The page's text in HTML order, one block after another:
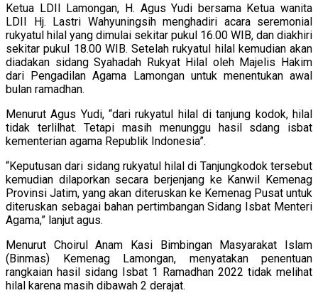
Ketua LDII Lamongan, H. Agus Yudi bersama Ketua wanita
LDII Hj. Lastri Wahyuningsih menghadiri acara seremonial
rukyatul hilal yang dimulai sekitar pukul 16.00 WIB, dan diakhiri
sekitar pukul 18.00 WIB. Setelah rukyatul hilal kemudian akan
diadakan sidang Syahadah Rukyat Hilal oleh Majelis Hakim
dari Pengadilan Agama Lamongan untuk menentukan awal
bulan ramadhan.
Menurut Agus Yudi, “dari rukyatul hilal di tanjung kodok, hilal
tidak terlilhat. Tetapi masih menunggu hasil sdang isbat
kementerian agama Republik Indonesia”.
“Keputusan dari sidang rukyatul hilal di Tanjungkodok tersebut
kemudian dilaporkan secara berjenjang ke Kanwil Kemenag
Provinsi Jatim, yang akan diteruskan ke Kemenag Pusat untuk
diteruskan sebagai bahan pertimbangan Sidang Isbat Menteri
Agama,” lanjut agus.
Menurut Choirul Anam Kasi Bimbingan Masyarakat Islam
(Binmas) Kemenag Lamongan, menyatakan penentuan
rangkaian hasil sidang Isbat 1 Ramadhan 2022 tidak melihat
hilal karena masih dibawah 2 derajat.